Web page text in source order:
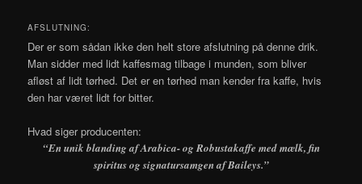
AFSLUTNING:
Der er som sådan ikke den helt store afslutning på denne drik.
Man sidder med lidt kaffesmag tilbage i munden, som bliver
afløst af lidt tørhed. Det er en tørhed man kender fra kaffe, hvis
den har været lidt for bitter.
Hvad siger producenten:
“En unik blanding af Arabica- og Robustakaffe med mælk, fin
spiritus og signatursamgen af Baileys.”